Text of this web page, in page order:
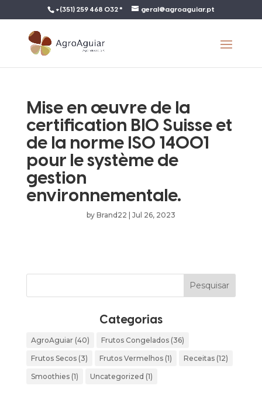
+(351) 259 468 032 * geral@agroaguiar.pt
Mise en œuvre de la
certification BIO Suisse et
de la norme ISO 14001
pour le système de
gestion
environnementale.
by Brand22 Jul 26, 2023
Categorias
AgroAguiar(40) Frutos Congelados(36)
Frutos Secos(3) Frutos Vermelhos(1) Receitas(12)
Smoothies(1) Uncategorized (1)